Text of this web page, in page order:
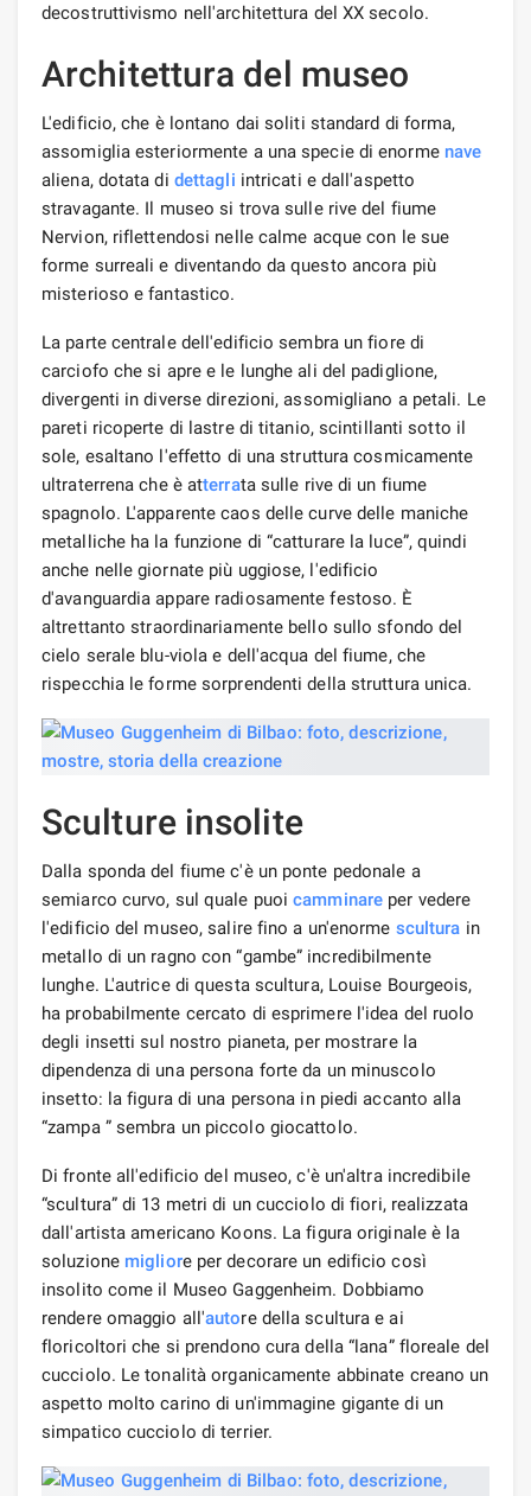
decostruttivismo nell'architettura del XX secolo.
Architettura del museo
L'edificio, che è lontano dai soliti standard di forma,
assomiglia esteriormente a una specie di enorme nave
aliena, dotata di dettagli intricati e dall'aspetto
stravagante. Il museo si trova sulle rive del fiume
Nervion, riflettendosi nelle calme acque con le sue
forme surreali e diventando da questo ancora più
misterioso e fantastico.
La parte centrale dell'edificio sembra un fiore di
carciofo che si apre e le lunghe ali del padiglione,
divergenti in diverse direzioni, assomigliano a petali. Le
pareti ricoperte di lastre di titanio, scintillanti sotto il
sole, esaltano l'effetto di una struttura cosmicamente
ultraterrena che è atterrata sulle rive di un fiume
spagnolo. L'apparente caos delle curve delle maniche
metalliche ha la funzione di “catturare la luce”, quindi
anche nelle giornate più uggiose, l'edificio
d'avanguardia appare radiosamente festoso. È
altrettanto straordinariamente bello sullo sfondo del
cielo serale blu-viola e dell'acqua del fiume, che
rispecchia le forme sorprendenti della struttura unica.
Sculture insolite
Dalla sponda del fiume c'è un ponte pedonale a
semiarco curvo, sul quale puoicamminare per vedere
l'edificio del museo, salire fino a un'enorme scultura in
metallo di un ragno con “gambe” incredibilmente
lunghe. L'autrice di questa scultura, Louise Bourgeois,
ha probabilmente cercato di esprimere l'idea del ruolo
degli insetti sul nostro pianeta, per mostrare la
dipendenza di una persona forte da un minuscolo
insetto: la figura di una persona in piedi accanto alla
“zampa ” sembra un piccolo giocattolo.
Di fronte all'edificio del museo, c'è un'altra incredibile
“scultura” di 13 metri di un cucciolo di fiori, realizzata
dall'artista americano Koons. La figura originale è la
soluzione migliore per decorare un edificio così
insolito come il Museo Gaggenheim. Dobbiamo
rendere omaggio all'autore della scultura e ai
floricoltori che si prendono cura della “lana” floreale del
cucciolo. Le tonalità organicamente abbinate creano un
aspetto molto carino di un'immagine gigante di un
simpatico cucciolo di terrier.